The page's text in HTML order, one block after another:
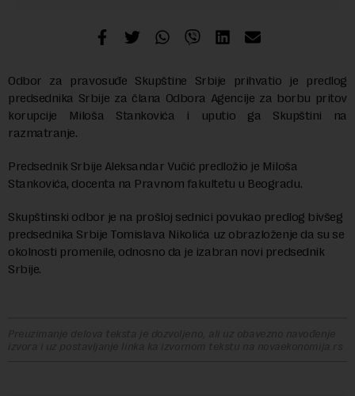
Odbor za pravosuđe Skupštine Srbije prihvatio je predlog
predsednika Srbije za člana Odbora Agencije za borbu pritov
korupcije Miloša Stankovića i uputio ga Skupštini na
razmatranje.
Predsednik Srbije Aleksandar Vučić predložio je Miloša
Stankovića, docenta na Pravnom fakultetu u Beogradu.
Skupštinski odbor je na prošloj sednici povukao predlog bivšeg
predsednika Srbije Tomislava Nikolića uz obrazloženje da su se
okolnosti promenile, odnosno da je izabran novi predsednik
Srbije.
Preuzimanje delova teksta je dozvoljeno, ali uz obavezno navođenje
izvora i uz postavljanje linka ka izvornom tekstu na novaekonomija.rs